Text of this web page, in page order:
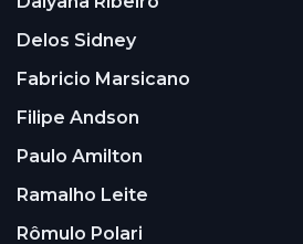
Delos Sidney
Fabricio Marsicano
Filipe Andson
Paulo Amilton
Ramalho Leite
Rômulo Polari